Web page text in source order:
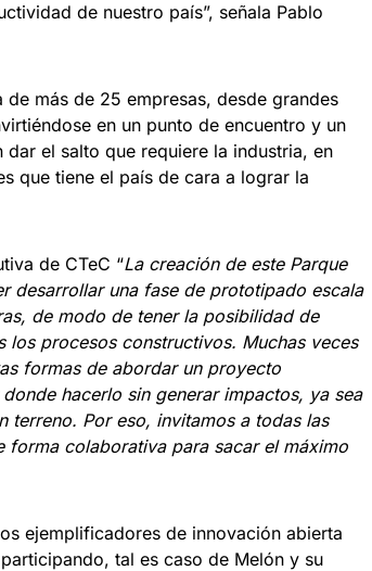
de nuestro país”, señala Pablo
más de 25 empresas, desde grandes
en un punto de encuentro y un
el salto que requiere la industria, en
que tiene el país de cara a lograr la
de CTeC “La creación de este Parque
desarrollar una fase de prototipado escala
de modo de tener la posibilidad de
procesos constructivos. Muchas veces
formas de abordar un proyecto
hacerlo sin generar impactos, ya sea
terreno. Por eso, invitamos a todas las
colaborativa para sacar el máximo
ejemplificadores de innovación abierta
tal es caso de Melón y su